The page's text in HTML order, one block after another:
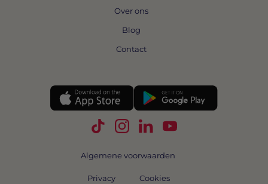
Over ons
Blog
Contact
Volg Swipe4Work op TikTok
Volg Swipe4Work op
Volg Swipe4Work op
Volg Swipe4Work
Algemene voorwaarden
Privacy Cookies